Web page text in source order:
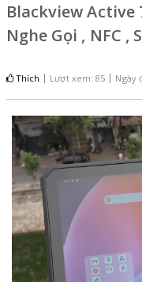
Blackview Active
Nghe Gọi , NFC ,
Thích Lượt xem: 85 Ngày